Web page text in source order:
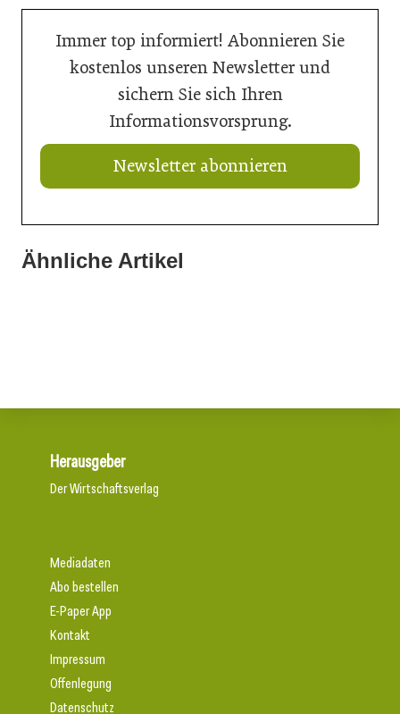
Immer top informiert! Abonnieren Sie
kostenlos unseren Newsletter und
sichern Sie sich Ihren
Informationsvorsprung.
Newsletter abonnieren
Ähnliche Artikel
21. Juli 2026
Herausgeber
Der Wirtschaftsverlag
Mediadaten
Abo bestellen
E-Paper App
Kontakt
Impressum
Offenlegung
Datenschutz